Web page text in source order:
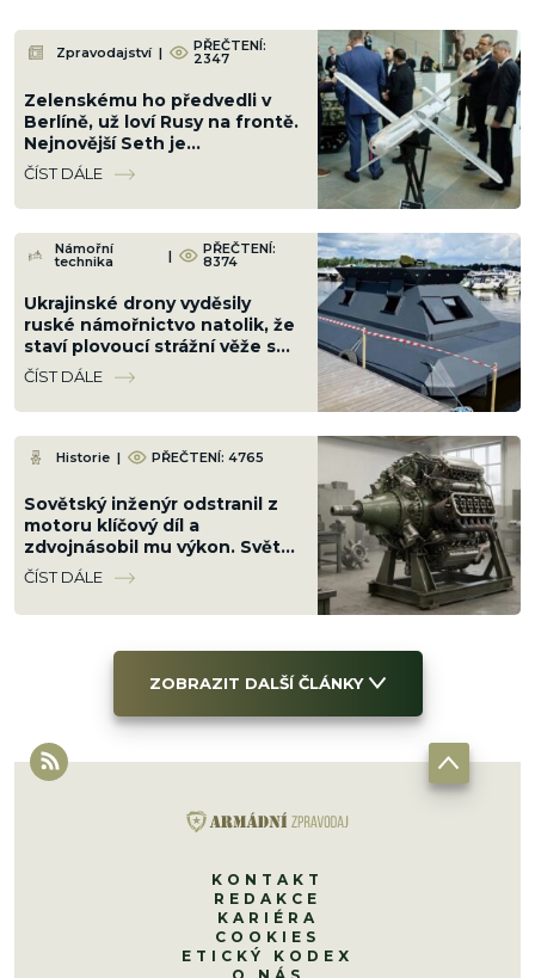
Zpravodajství | PŘEČTENÍ:
2347
Zelenskému ho předvedli v
Berlíně, už loví Rusy na frontě.
Nejnovější Seth je
postrachem, který vojáci
nevidí ani neslyší
ČÍST DÁLE
Námořní
technika | PŘEČTENÍ:
8374
Ukrajinské drony vyděsily
ruské námořnictvo natolik, že
staví plovoucí strážní věže s
kulometem. Věří, že to stačí
ČÍST DÁLE
Historie | PŘEČTENÍ: 4765
Sovětský inženýr odstranil z
motoru klíčový díl a
zdvojnásobil mu výkon. Svět
na jeho patent zapomněl, teď
se k němu vrací
ČÍST DÁLE
ZOBRAZIT DALŠÍ ČLÁNKY
KONTAKT
REDAKCE
KARIÉRA
COOKIES
ETICKÝ KODEX